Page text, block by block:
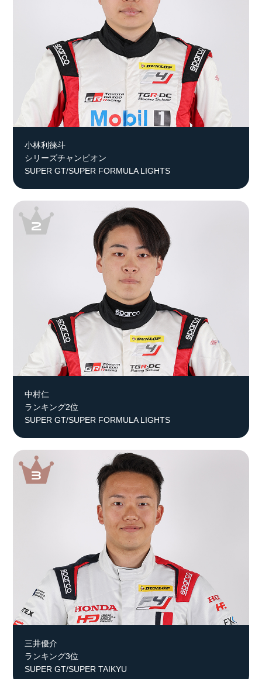
小林利徠斗
シリーズチャンピオン
SUPER GT/SUPER FORMULA LIGHTS
中村仁
ランキング2位
SUPER GT/SUPER FORMULA LIGHTS
三井優介
ランキング3位
SUPER GT/SUPER TAIKYU